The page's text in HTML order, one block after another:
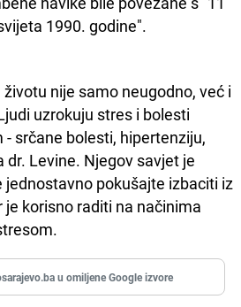
1990. godine".
nije samo neugodno, već i
uzrokuju stres i bolesti
srčane bolesti, hipertenziju,
dr. Levine. Njegov savjet je
jednostavno pokušajte izbaciti iz
korisno raditi na načinima
u omiljene Google izvore